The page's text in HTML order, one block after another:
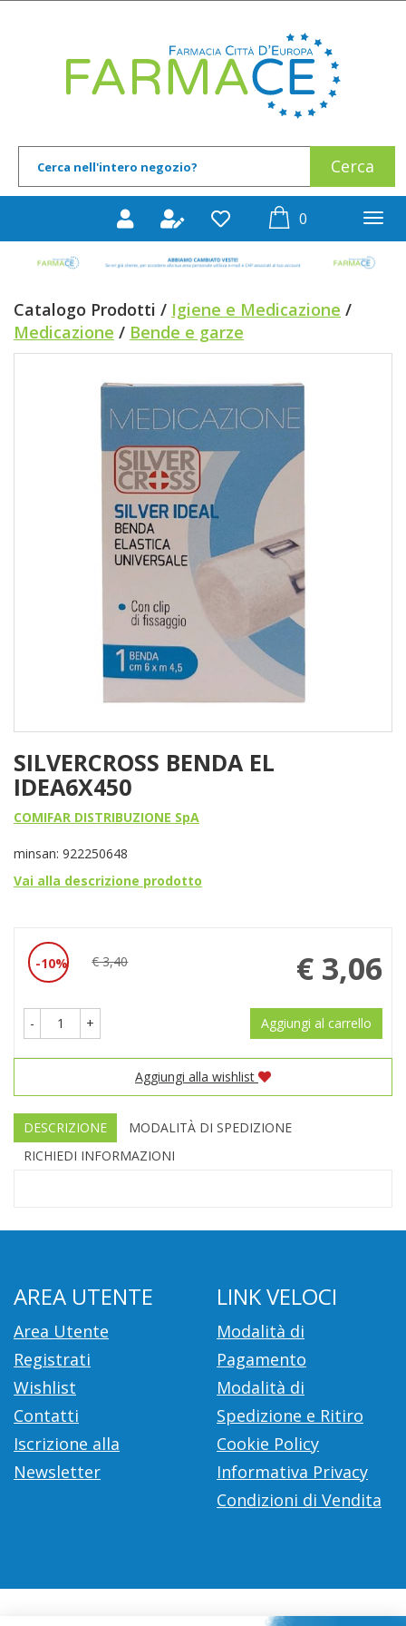
Prodotto
0prodotti
Catalogo Prodotti / Igiene e Medicazione /
Medicazione / Bende e garze
SILVERCROSS BENDA EL
IDEA6X450
COMIFAR DISTRIBUZIONE SpA
minsan: 922250648
Vai alla descrizione prodotto
10% € 3,40
Prezzo
scontato
€ 3,06
- + Aggiungi al carrello
Aggiungi alla wishlist
DESCRIZIONE
MODALITÀ DI SPEDIZIONE
RICHIEDI INFORMAZIONI
AREA UTENTE
Area Utente
Registrati
Wishlist
Contatti
Iscrizione alla
Newsletter
LINK VELOCI
Modalità di
Pagamento
Modalità di
Spedizione e Ritiro
Cookie Policy
Informativa Privacy
Condizioni di Vendita